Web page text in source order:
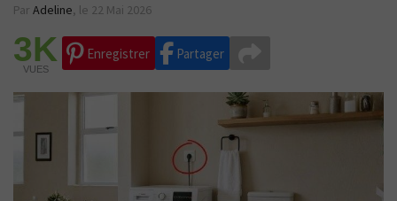
Par Adeline, le 22 Mai 2026
3K
VUES
Enregistrer Partager